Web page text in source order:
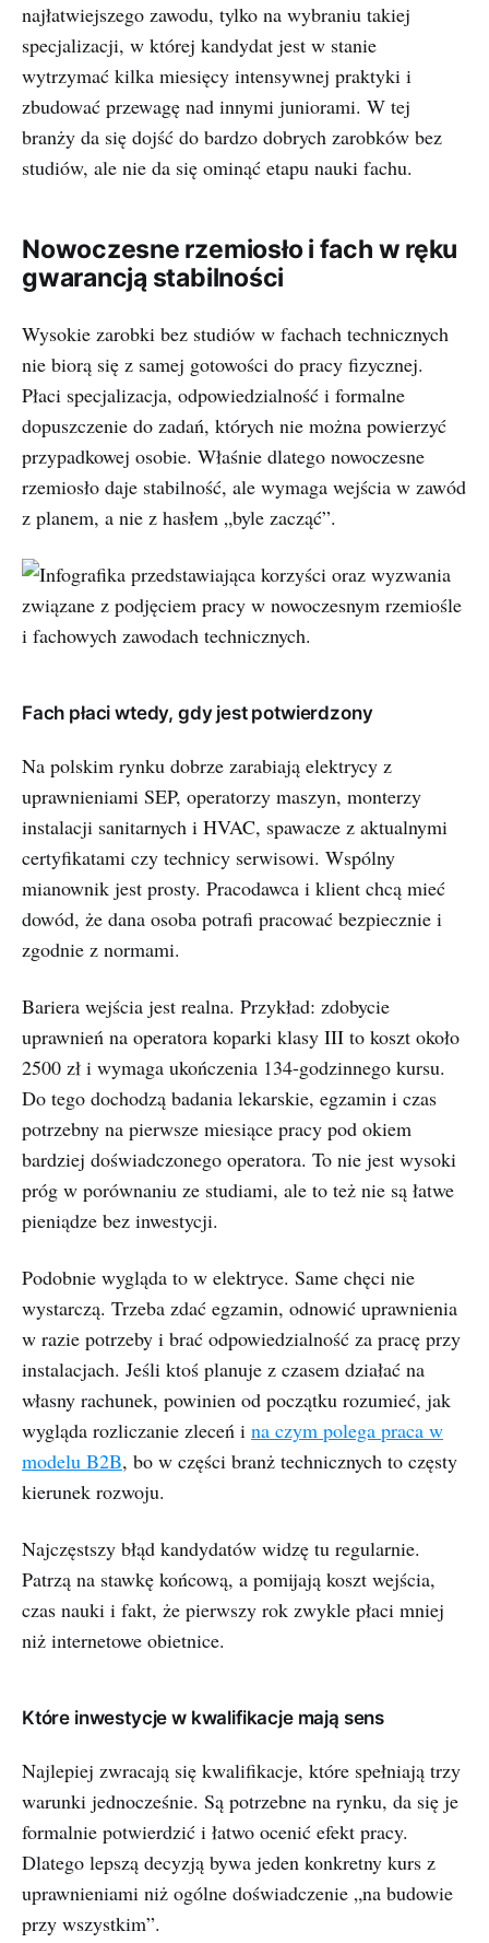
najłatwiejszego zawodu, tylko na wybraniu takiej
specjalizacji, w której kandydat jest w stanie
wytrzymać kilka miesięcy intensywnej praktyki i
zbudować przewagę nad innymi juniorami. W tej
branży da się dojść do bardzo dobrych zarobków bez
studiów, ale nie da się ominąć etapu nauki fachu.
Nowoczesne rzemiosło i fach w ręku
gwarancją stabilności
Wysokie zarobki bez studiów w fachach technicznych
nie biorą się z samej gotowości do pracy fizycznej.
Płaci specjalizacja, odpowiedzialność i formalne
dopuszczenie do zadań, których nie można powierzyć
przypadkowej osobie. Właśnie dlatego nowoczesne
rzemiosło daje stabilność, ale wymaga wejścia w zawód
z planem, a nie z hasłem „byle zacząć”.
Fach płaci wtedy, gdy jest potwierdzony
Na polskim rynku dobrze zarabiają elektrycy z
uprawnieniami SEP, operatorzy maszyn, monterzy
instalacji sanitarnych i HVAC, spawacze z aktualnymi
certyfikatami czy technicy serwisowi. Wspólny
mianownik jest prosty. Pracodawca i klient chcą mieć
dowód, że dana osoba potrafi pracować bezpiecznie i
zgodnie z normami.
Bariera wejścia jest realna. Przykład: zdobycie
uprawnień na operatora koparki klasy III to koszt około
2500 zł i wymaga ukończenia 134-godzinnego kursu.
Do tego dochodzą badania lekarskie, egzamin i czas
potrzebny na pierwsze miesiące pracy pod okiem
bardziej doświadczonego operatora. To nie jest wysoki
próg w porównaniu ze studiami, ale to też nie są łatwe
pieniądze bez inwestycji.
Podobnie wygląda to w elektryce. Same chęci nie
wystarczą. Trzeba zdać egzamin, odnowić uprawnienia
w razie potrzeby i brać odpowiedzialność za pracę przy
instalacjach. Jeśli ktoś planuje z czasem działać na
własny rachunek, powinien od początku rozumieć, jak
wygląda rozliczanie zleceń i na czym polega praca w
modelu B2B, bo w części branż technicznych to częsty
kierunek rozwoju.
Najczęstszy błąd kandydatów widzę tu regularnie.
Patrzą na stawkę końcową, a pomijają koszt wejścia,
czas nauki i fakt, że pierwszy rok zwykle płaci mniej
niż internetowe obietnice.
Które inwestycje w kwalifikacje mają sens
Najlepiej zwracają się kwalifikacje, które spełniają trzy
warunki jednocześnie. Są potrzebne na rynku, da się je
formalnie potwierdzić i łatwo ocenić efekt pracy.
Dlatego lepszą decyzją bywa jeden konkretny kurs z
uprawnieniami niż ogólne doświadczenie „na budowie
przy wszystkim”.